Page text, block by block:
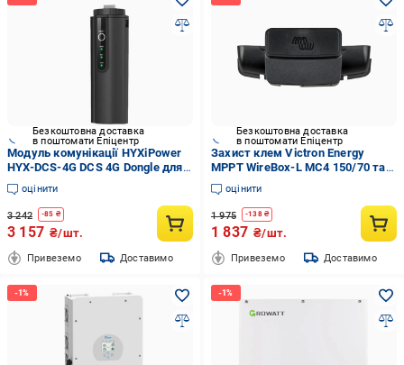
Безкоштовна доставка
в поштомати Епіцентр
Модуль комунікації HYXiPower
HYX-DCS-4G DCS 4G Dongle для
інверторів IP66 до 10 пристроїв
Black (27918878)
оцінити
3 242 -85 ₴
3 157 ₴/шт.
Привеземо Доставимо
Безкоштовна доставка
в поштомати Епіцентр
Захист клем Victron Energy
MPPT WireBox-L MC4 150/70 та
250/70 VE.Can додатковий
рівень безпеки Black (27918792)
оцінити
1 975 -138₴
1 837 ₴/шт.
Привеземо Доставимо